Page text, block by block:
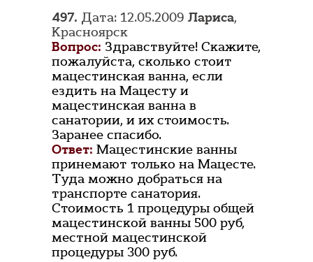
497. Дата: 12.05.2009 Лариса,
Красноярск
Вопрос: Здравствуйте! Скажите,
пожалуйста, сколько стоит
мацестинская ванна, если
ездить на Мацесту и
мацестинская ванна в
санатории, и их стоимость.
Заранее спасибо.
Ответ: Мацестинские ванны
принемают только на Мацесте.
Туда можно добраться на
транспорте санатория.
Стоимость 1 процедуры общей
мацестинской ванны 500 руб,
местной мацестинской
процедуры 300 руб.